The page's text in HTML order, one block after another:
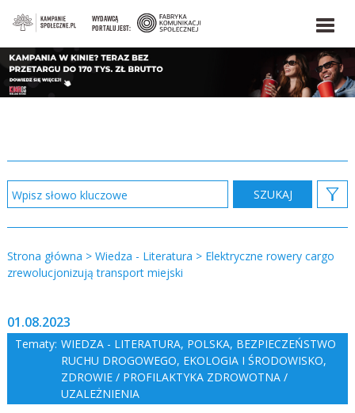
WYDAWCĄ
PORTALU JEST:
Strona główna > Wiedza - Literatura > Elektryczne rowery cargo
zrewolucjonizują transport miejski
01.08.2023
Tematy: WIEDZA - LITERATURA, POLSKA, BEZPIECZEŃSTWO
RUCHU DROGOWEGO, EKOLOGIA I ŚRODOWISKO,
ZDROWIE / PROFILAKTYKA ZDROWOTNA /
UZALEŻNIENIA